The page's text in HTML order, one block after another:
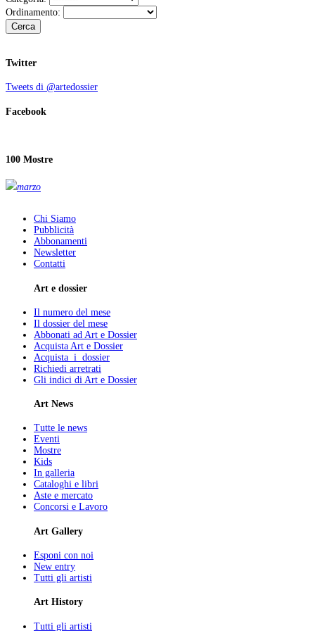
Ordinamento:
Cerca
Twitter
Tweets di @artedossier
Facebook
100 Mostre
marzo
Chi Siamo
Pubblicità
Abbonamenti
Newsletter
Contatti
Art e dossier
Il numero del mese
Il dossier del mese
Abbonati ad Art e Dossier
Acquista Art e Dossier
Acquista i dossier
Richiedi arretrati
Gli indici di Art e Dossier
Art News
Tutte le news
Eventi
Mostre
Kids
In galleria
Cataloghi e libri
Aste e mercato
Concorsi e Lavoro
Art Gallery
Esponi con noi
New entry
Tutti gli artisti
Art History
Tutti gli artisti